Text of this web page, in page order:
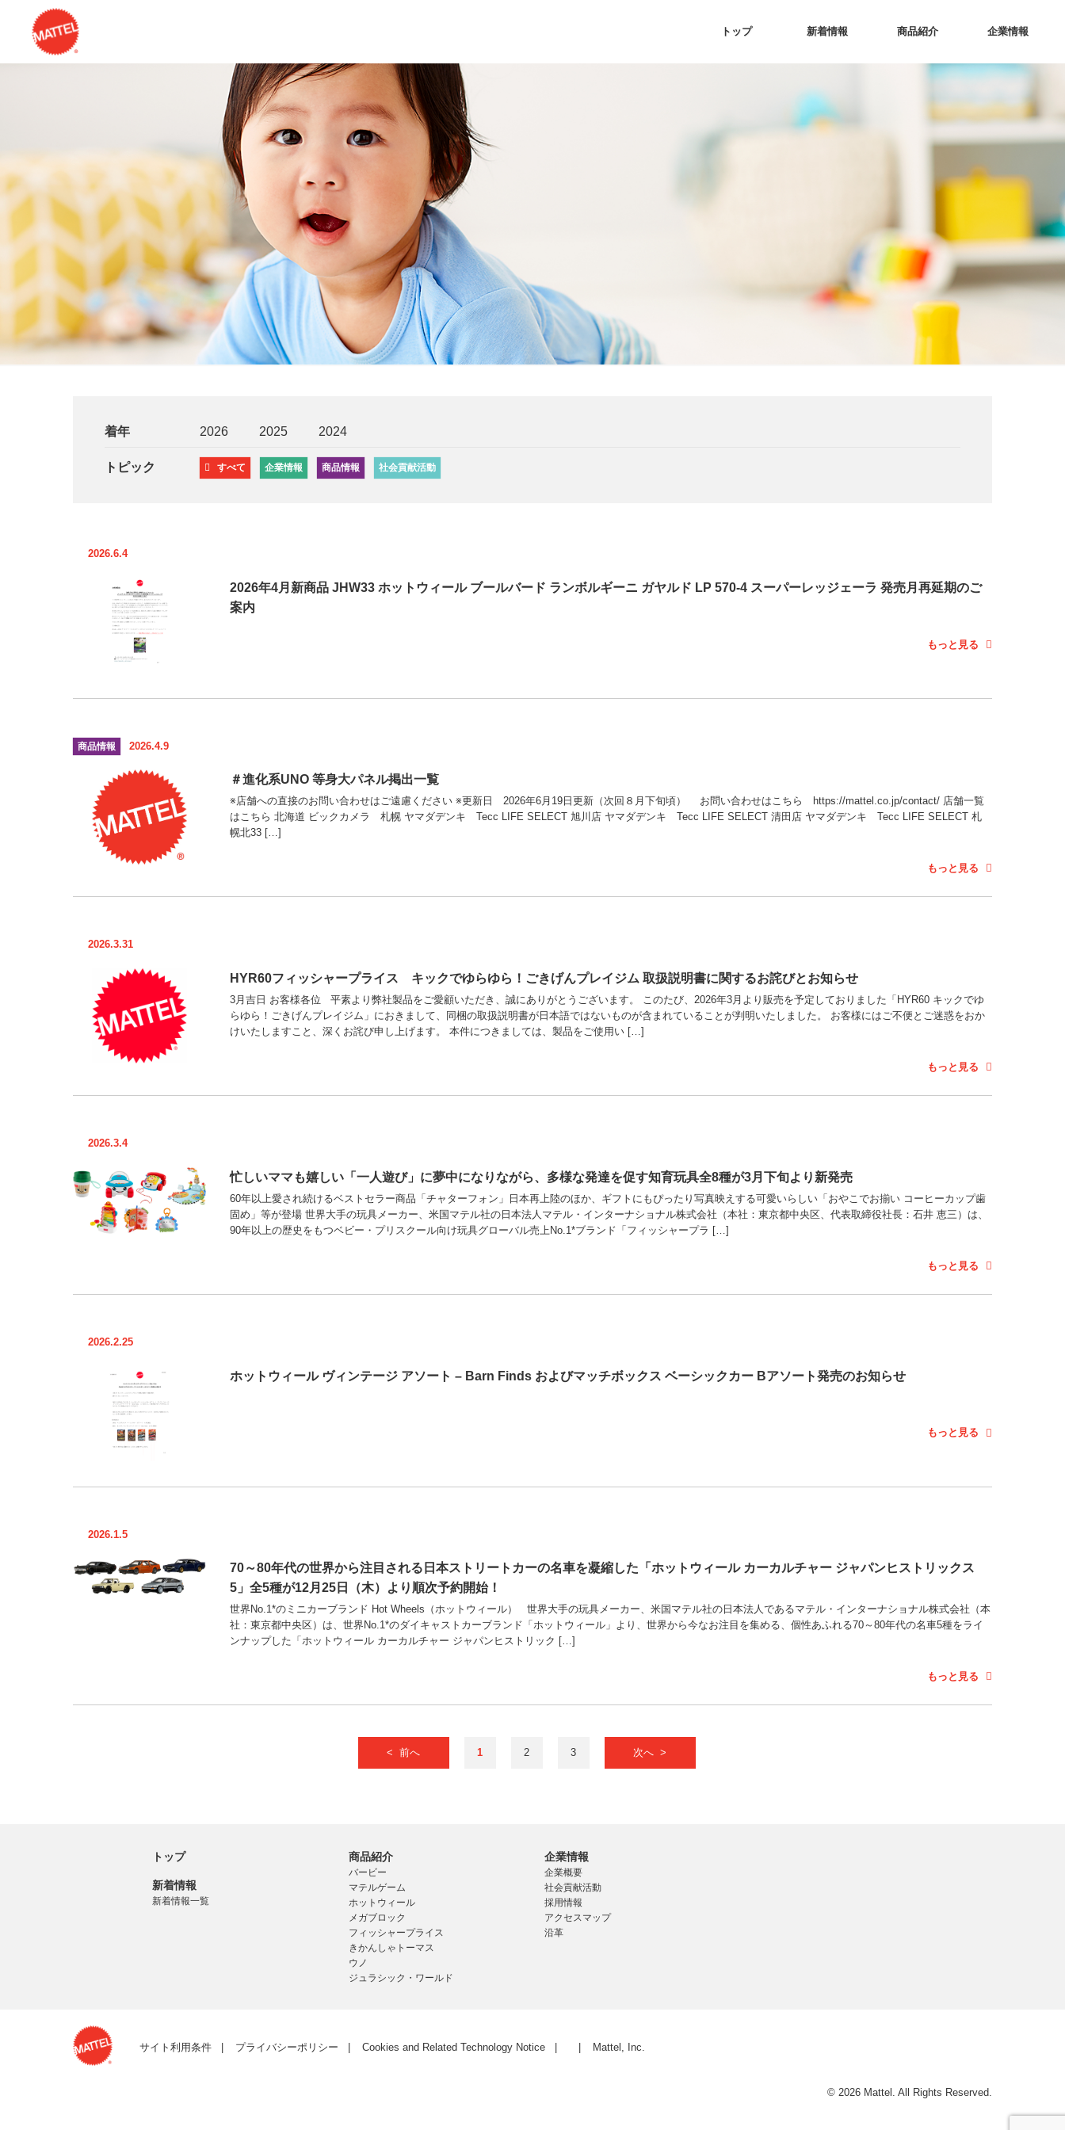
トップ 新着情報 商品紹介 企業情報
着年 2026 2025 2024
トピック すべて 企業情報 商品情報 社会貢献活動
2026.6.4
2026年4月新商品 JHW33 ホットウィール ブールバード ランボルギーニ ガヤルド LP 570-4 スーパーレッジェーラ 発売月再延期のご
案内
もっと見る
商品情報 2026.4.9
＃進化系UNO 等身大パネル掲出一覧
※店舗への直接のお問い合わせはご遠慮ください ※更新日 2026年6月19日更新（次回８月下旬頃） お問い合わせはこちら https://mattel.co.jp/contact/ 店舗一覧
はこちら 北海道 ビックカメラ 札幌 ヤマダデンキ Tecc LIFE SELECT 旭川店 ヤマダデンキ Tecc LIFE SELECT 清田店 ヤマダデンキ Tecc LIFE SELECT 札
幌北33 […]
もっと見る
2026.3.31
HYR60フィッシャープライス キックでゆらゆら！ごきげんプレイジム 取扱説明書に関するお詫びとお知らせ
3月吉日 お客様各位 平素より弊社製品をご愛顧いただき、誠にありがとうございます。 このたび、2026年3月より販売を予定しておりました「HYR60 キックでゆ
らゆら！ごきげんプレイジム」におきまして、同梱の取扱説明書が日本語ではないものが含まれていることが判明いたしました。 お客様にはご不便とご迷惑をおか
けいたしますこと、深くお詫び申し上げます。 本件につきましては、製品をご使用い […]
もっと見る
2026.3.4
忙しいママも嬉しい「一人遊び」に夢中になりながら、多様な発達を促す知育玩具全8種が3月下旬より新発売
60年以上愛され続けるベストセラー商品「チャターフォン」日本再上陸のほか、ギフトにもぴったり写真映えする可愛いらしい「おやこでお揃い コーヒーカップ歯
固め」等が登場 世界大手の玩具メーカー、米国マテル社の日本法人マテル・インターナショナル株式会社（本社：東京都中央区、代表取締役社長：石井 恵三）は、
90年以上の歴史をもつベビー・プリスクール向け玩具グローバル売上No.1*ブランド「フィッシャープラ […]
もっと見る
2026.2.25
ホットウィール ヴィンテージ アソート – Barn Finds およびマッチボックス ベーシックカー Bアソート発売のお知らせ
もっと見る
2026.1.5
70～80年代の世界から注目される日本ストリートカーの名車を凝縮した「ホットウィール カーカルチャー ジャパンヒストリックス
5」全5種が12月25日（木）より順次予約開始！
世界No.1*のミニカーブランド Hot Wheels（ホットウィール） 世界大手の玩具メーカー、米国マテル社の日本法人であるマテル・インターナショナル株式会社（本
社：東京都中央区）は、世界No.1*のダイキャストカーブランド「ホットウィール」より、世界から今なお注目を集める、個性あふれる70～80年代の名車5種をライ
ンナップした「ホットウィール カーカルチャー ジャパンヒストリック […]
もっと見る
< 前へ 1 2 3 次へ >
トップ
新着情報
新着情報一覧
商品紹介
バービー
マテルゲーム
ホットウィール
メガブロック
フィッシャープライス
きかんしゃトーマス
ウノ
ジュラシック・ワールド
企業情報
企業概要
社会貢献活動
採用情報
アクセスマップ
沿革
サイト利用条件 プライバシーポリシー Cookies and Related Technology Notice Mattel, Inc.
© 2026 Mattel. All Rights Reserved.